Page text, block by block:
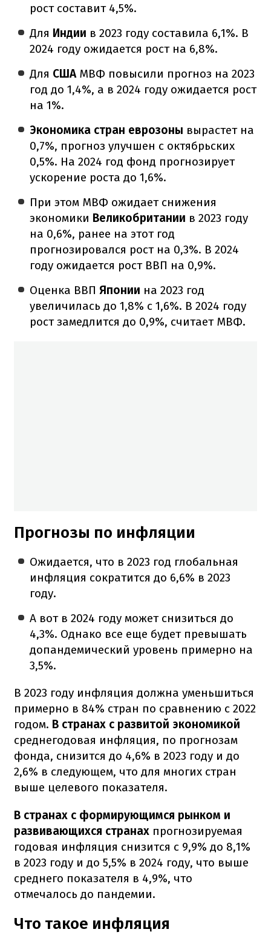
рост составит 4,5%.
Для Индии в 2023 году составила 6,1%. В
2024 году ожидается рост на 6,8%.
Для США МВФ повысили прогноз на 2023
год до 1,4%, а в 2024 году ожидается рост
на 1%.
Экономика стран еврозоны вырастет на
0,7%, прогноз улучшен с октябрьских
0,5%. На 2024 год фонд прогнозирует
ускорение роста до 1,6%.
При этом МВФ ожидает снижения
экономики Великобритании в 2023 году
на 0,6%, ранее на этот год
прогнозировался рост на 0,3%. В 2024
году ожидается рост ВВП на 0,9%.
Оценка ВВП Японии на 2023 год
увеличилась до 1,8% с 1,6%. В 2024 году
рост замедлится до 0,9%, считает МВФ.
Прогнозы по инфляции
Ожидается, что в 2023 год глобальная
инфляция сократится до 6,6% в 2023
году.
А вот в 2024 году может снизиться до
4,3%. Однако все еще будет превышать
допандемический уровень примерно на
3,5%.
В 2023 году инфляция должна уменьшиться
примерно в 84% стран по сравнению с 2022
годом. В странах с развитой экономикой
среднегодовая инфляция, по прогнозам
фонда, снизится до 4,6% в 2023 году и до
2,6% в следующем, что для многих стран
выше целевого показателя.
В странах с формирующимся рынком и
развивающихся странах прогнозируемая
годовая инфляция снизится с 9,9% до 8,1%
в 2023 году и до 5,5% в 2024 году, что выше
среднего показателя в 4,9%, что
отмечалось до пандемии.
Что такое инфляция